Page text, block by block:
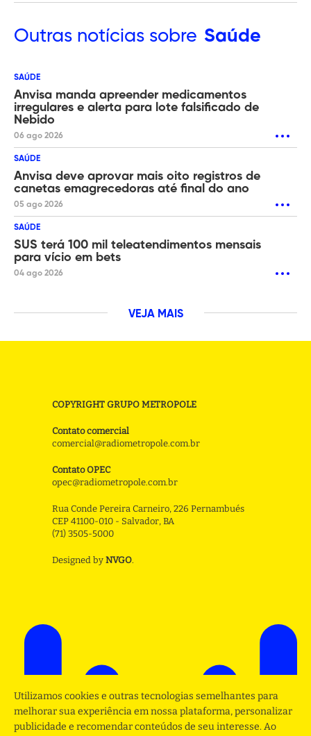
Outras notícias sobre Saúde
SAÚDE
Anvisa manda apreender medicamentos
irregulares e alerta para lote falsificado de
Nebido
06 ago 2026
SAÚDE
Anvisa deve aprovar mais oito registros de
canetas emagrecedoras até final do ano
05 ago 2026
SAÚDE
SUS terá 100 mil teleatendimentos mensais
para vício em bets
04 ago 2026
VEJA MAIS
COPYRIGHT GRUPO METROPOLE
Contato comercial
comercial@radiometropole.com.br
Contato OPEC
opec@radiometropole.com.br
Rua Conde Pereira Carneiro, 226 Pernambués
CEP 41100-010 - Salvador, BA
(71) 3505-5000
Designed by NVGO.
Utilizamos cookies e outras tecnologias semelhantes para
melhorar sua experiência em nossa plataforma, personalizar
publicidade e recomendar conteúdos de seu interesse. Ao